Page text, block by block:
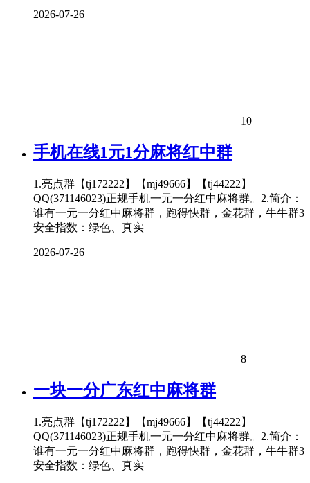
2026-07-26
10
手机在线1元1分麻将红中群
1.亮点群【tj172222】【mj49666】【tj44222】
QQ(371146023)正规手机一元一分红中麻将群。2.简介：
谁有一元一分红中麻将群，跑得快群，金花群，牛牛群3
安全指数：绿色、真实
2026-07-26
8
一块一分广东红中麻将群
1.亮点群【tj172222】【mj49666】【tj44222】
QQ(371146023)正规手机一元一分红中麻将群。2.简介：
谁有一元一分红中麻将群，跑得快群，金花群，牛牛群3
安全指数：绿色、真实